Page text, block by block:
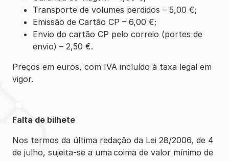
Transporte de volumes perdidos – 5,00 €;
Emissão de Cartão CP – 6,00 €;
Envio do cartão CP pelo correio (portes de
envio) – 2,50 €.
Preços em euros, com IVA incluído à taxa legal em
vigor.
Falta de bilhete
Nos termos da última redação da Lei 28/2006, de 4
de julho, sujeita-se a uma coima de valor mínimo de